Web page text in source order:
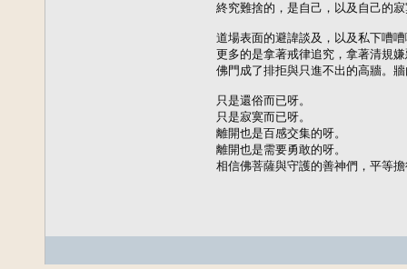
終究難捨的，是自己，以及自己的
道場表面的避諱談及，以及私下嘈
更多的是拿著戒律追究，拿著清規
佛門成了排拒與只進不出的高牆。
    只是還俗而已呀。
    只是寂寞而已呀。
    離開也是百感交集的呀。
    離開也是需要勇敢的呀。
相信佛菩薩與守護的善神們，平等